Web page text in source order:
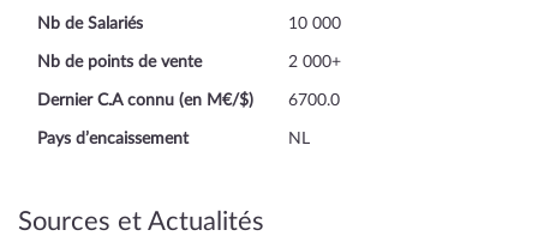
Nb de Salariés 10 000
Nb de points de vente 2 000+
Dernier C.A connu (en M€/$) 6700.0
Pays d’encaissement NL
Sources et Actualités